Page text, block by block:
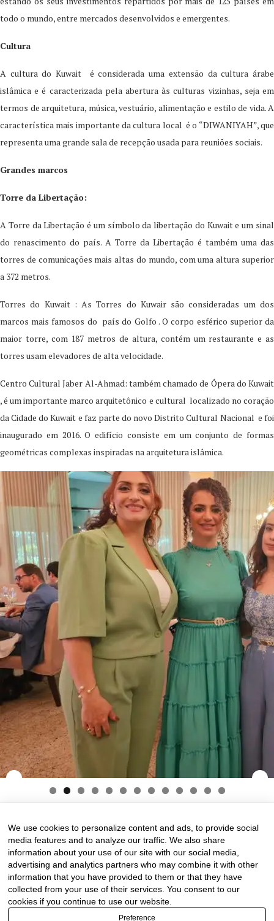
todo o mundo, entre mercados desenvolvidos e emergentes.
Cultura
A cultura do Kuwait é considerada uma extensão da cultura árabe
islâmica e é caracterizada pela abertura às culturas vizinhas, seja em
termos de arquitetura, música, vestuário, alimentação e estilo de vida. A
característica mais importante da cultura local é o “DIWANIYAH”, que
representa uma grande sala de recepção usada para reuniões sociais.
Grandes marcos
Torre da Libertação:
A Torre da Libertação é um símbolo da libertação do Kuwait e um sinal
do renascimento do país. A Torre da Libertação é também uma das
torres de comunicações mais altas do mundo, com uma altura superior
a 372 metros.
Torres do Kuwait : As Torres do Kuwair são consideradas um dos
marcos mais famosos do país do Golfo . O corpo esférico superior da
maior torre, com 187 metros de altura, contém um restaurante e as
torres usam elevadores de alta velocidade.
Centro Cultural Jaber Al-Ahmad: também chamado de Ópera do Kuwait
, é um importante marco arquitetônico e cultural localizado no coração
da Cidade do Kuwait e faz parte do novo Distrito Cultural Nacional e foi
inaugurado em 2016. O edifício consiste em um conjunto de formas
geométricas complexas inspiradas na arquitetura islâmica.
We use cookies to personalize content and ads, to provide social
media features and to analyze our traffic. We also share
information about your use of our site with our social media,
advertising and analytics partners who may combine it with other
information that you have provided to them or that they have
collected from your use of their services. You consent to our
cookies if you continue to use our website.
Preference